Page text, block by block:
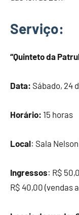
Serviço:
“Quinteto da
Data: Sábado, 24
Horário: 15 horas
Local: Sala
Ingressos: R$
R$ 40,00 (vendas